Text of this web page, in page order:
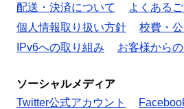
配送・決済について
よくある
個人情報取り扱い方針
校費・
IPv6への取り組み
お客様から
ソーシャルメディア
Twitter公式アカウント